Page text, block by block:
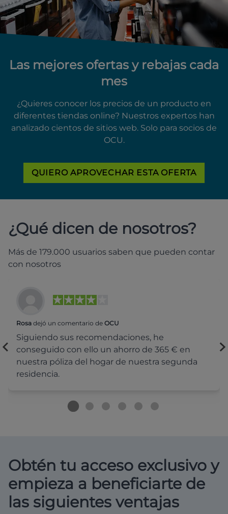
Las mejores ofertas y rebajas cada
mes
¿Quieres conocer los precios de un producto en
diferentes tiendas online? Nuestros expertos han
analizado cientos de sitios web. Solo para socios de
OCU.
QUIERO APROVECHAR ESTA OFERTA
¿Qué dicen de nosotros?
Más de 179.000 usuarios saben que pueden contar
con nosotros
Rosa dejó un comentario de OCU
Siguiendo sus recomendaciones, he
conseguido con ello un ahorro de 365 € en
nuestra póliza del hogar de nuestra segunda
residencia.
Obtén tu acceso exclusivo y
empieza a beneficiarte de
las siguientes ventajas